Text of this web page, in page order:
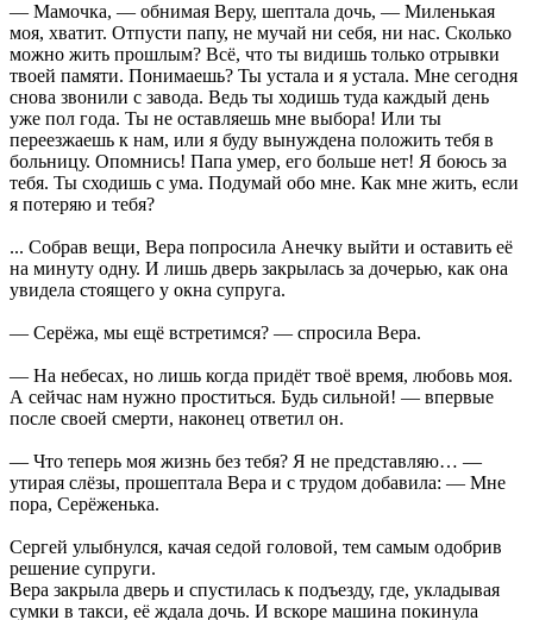
— Мамочка, — обнимая Веру, шептала дочь, — Миленькая
моя, хватит. Отпусти папу, не мучай ни себя, ни нас. Сколько
можно жить прошлым? Всё, что ты видишь только отрывки
твоей памяти. Понимаешь? Ты устала и я устала. Мне сегодня
снова звонили с завода. Ведь ты ходишь туда каждый день
уже пол года. Ты не оставляешь мне выбора! Или ты
переезжаешь к нам, или я буду вынуждена положить тебя в
больницу. Опомнись! Папа умер, его больше нет! Я боюсь за
тебя. Ты сходишь с ума. Подумай обо мне. Как мне жить, если
я потеряю и тебя?
... Собрав вещи, Вера попросила Анечку выйти и оставить её
на минуту одну. И лишь дверь закрылась за дочерью, как она
увидела стоящего у окна супруга.
— Серёжа, мы ещё встретимся? — спросила Вера.
— На небесах, но лишь когда придёт твоё время, любовь моя.
А сейчас нам нужно проститься. Будь сильной! — впервые
после своей смерти, наконец ответил он.
— Что теперь моя жизнь без тебя? Я не представляю… —
утирая слёзы, прошептала Вера и с трудом добавила: — Мне
пора, Серёженька.
Сергей улыбнулся, качая седой головой, тем самым одобрив
решение супруги.
Вера закрыла дверь и спустилась к подъезду, где, укладывая
сумки в такси, её ждала дочь. И вскоре машина покинула